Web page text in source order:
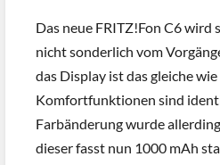
Das neue FRITZ!Fon C6 wird
nicht sonderlich vom
das Display ist das gleiche
Komfortfunktionen sind
Farbänderung wurde
dieser fasst nun 1000 mAh